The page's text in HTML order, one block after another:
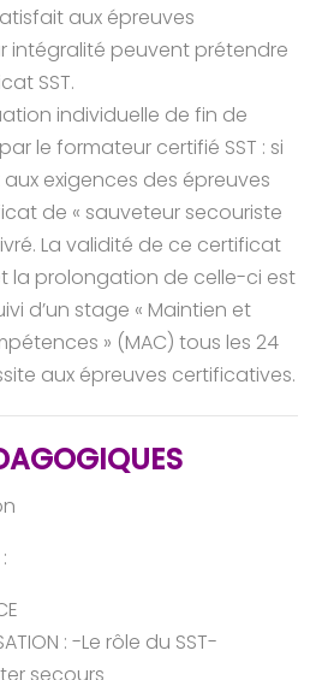
aux épreuves
intégralité peuvent prétendre
SST.
individuelle de fin de
le formateur certifié SST : si
exigences des épreuves
de « sauveteur secouriste
La validité de ce certificat
la prolongation de celle-ci est
d’un stage « Maintien et
» (MAC) tous les 24
aux épreuves certificatives.
:
: -Le rôle du SST-